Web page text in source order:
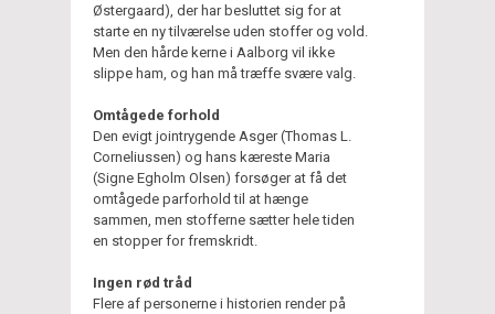
Østergaard), der har besluttet sig for at
starte en ny tilværelse uden stoffer og vold.
Men den hårde kerne i Aalborg vil ikke
slippe ham, og han må træffe svære valg.
Omtågede forhold
Den evigt jointrygende Asger (Thomas L.
Corneliussen) og hans kæreste Maria
(Signe Egholm Olsen) forsøger at få det
omtågede parforhold til at hænge
sammen, men stofferne sætter hele tiden
en stopper for fremskridt.
Ingen rød tråd
Flere af personerne i historien render på